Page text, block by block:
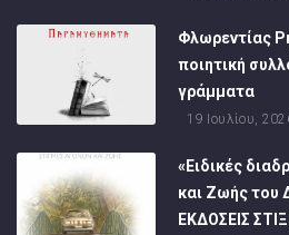
Φλωρεντίας
ποιητική
γράμματα
19 Ιουλίου,
«Ειδικές
και Ζωής του
ΕΚΔΟΣΕΙΣ